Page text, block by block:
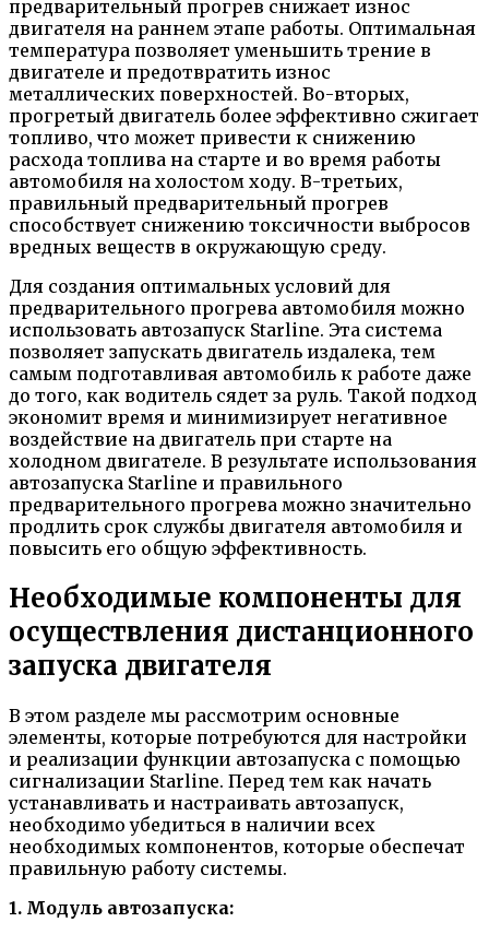
предварительный прогрев снижает износ
двигателя на раннем этапе работы. Оптимальная
температура позволяет уменьшить трение в
двигателе и предотвратить износ
металлических поверхностей. Во-вторых,
прогретый двигатель более эффективно сжигает
топливо, что может привести к снижению
расхода топлива на старте и во время работы
автомобиля на холостом ходу. В-третьих,
правильный предварительный прогрев
способствует снижению токсичности выбросов
вредных веществ в окружающую среду.
Для создания оптимальных условий для
предварительного прогрева автомобиля можно
использовать автозапуск Starline. Эта система
позволяет запускать двигатель издалека, тем
самым подготавливая автомобиль к работе даже
до того, как водитель сядет за руль. Такой подход
экономит время и минимизирует негативное
воздействие на двигатель при старте на
холодном двигателе. В результате использования
автозапуска Starline и правильного
предварительного прогрева можно значительно
продлить срок службы двигателя автомобиля и
повысить его общую эффективность.
Необходимые компоненты для
осуществления дистанционного
запуска двигателя
В этом разделе мы рассмотрим основные
элементы, которые потребуются для настройки
и реализации функции автозапуска с помощью
сигнализации Starline. Перед тем как начать
устанавливать и настраивать автозапуск,
необходимо убедиться в наличии всех
необходимых компонентов, которые обеспечат
правильную работу системы.
1. Модуль автозапуска: